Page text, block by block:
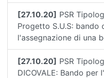
[27.10.20] PSR
Progetto S.U.S: bando
l'assegnazione di una
[27.10.20] PSR
DICOVALE: Bando per